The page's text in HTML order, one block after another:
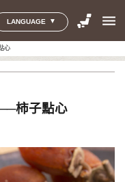
LANGUAGE menu
心
柿子點心